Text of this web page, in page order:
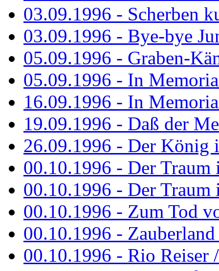
03.09.1996 - Scherben
03.09.1996 - Bye-bye
05.09.1996 - Graben-
05.09.1996 - In
16.09.1996 - In
19.09.1996 - Daß der
26.09.1996 - Der König
00.10.1996 - Der Traum
00.10.1996 - Der Traum
00.10.1996 - Zum Tod
00.10.1996 -
00.10.1996 - Rio Reiser